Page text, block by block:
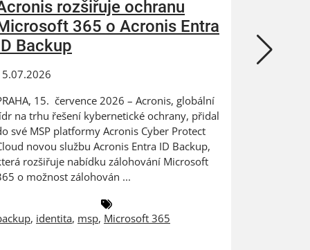
rozšiřuje ochranu
365 o Acronis Entra
Backup
15. července 2026 – Acronis, globální
na trhu řešení kybernetické ochrany, přidal
své MSP platformy Acronis Cyber Protect
novou službu Acronis Entra ID Backup,
rozšiřuje nabídku zálohování Microsoft
o možnost zálohován ...
, identita, msp, Microsoft 365